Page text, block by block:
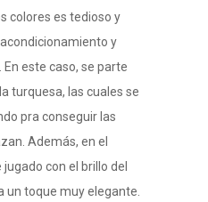
colores es tedioso y
y
este caso, se parte
turquesa, las cuales se
pra conseguir las
Además, en el
con el brillo del
un toque muy elegante.